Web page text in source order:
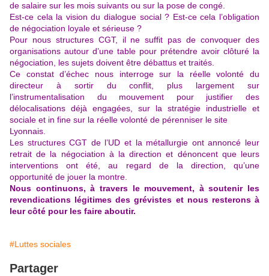
de salaire sur les mois suivants ou sur la pose de congé.
Est-ce cela la vision du dialogue social ? Est-ce cela l’obligation
de négociation loyale et sérieuse ?
Pour nous structures CGT, il ne suffit pas de convoquer des
organisations autour d’une table pour prétendre avoir clôturé la
négociation, les sujets doivent être débattus et traités.
Ce constat d’échec nous interroge sur la réelle volonté du
directeur à sortir du conflit, plus largement sur
l’instrumentalisation du mouvement pour justifier des
délocalisations déjà engagées, sur la stratégie industrielle et
sociale et in fine sur la réelle volonté de pérenniser le site
Lyonnais.
Les structures CGT de l’UD et la métallurgie ont annoncé leur
retrait de la négociation à la direction et dénoncent que leurs
interventions ont été, au regard de la direction, qu’une
opportunité de jouer la montre.
Nous continuons, à travers le mouvement, à soutenir les
revendications légitimes des grévistes et nous resterons à
leur côté pour les faire aboutir.
#Luttes sociales
Partager